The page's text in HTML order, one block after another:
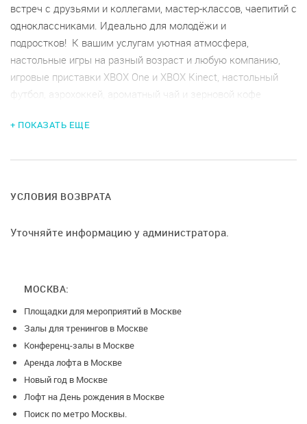
встреч с друзьями и коллегами, мастер-классов, чаепитий с
одноклассниками. Идеально для молодёжи и
подростков! К вашим услугам уютная атмосфера,
настольные игры на разный возраст и любую компанию,
игровые приставки XBOX One и XBOX Kinect, настольный
футбол, аэрохоккей, ароматный чай и зерновой кофе
пребывания, вне зависимости от количества гостей,
активностей, выпитого чая/кофе.
При отмене мероприятия менее чем за:
-3 дня до даты проведения, возврат 30%
-1 день до даты проведения, возврат 10%,
+ ПОКАЗАТЬ ЕЩЕ
УСЛОВИЯ ВОЗВРАТА
Уточняйте информацию у администратора.
МОСКВА:
Площадки для мероприятий в Москве
Залы для тренингов в Москве
Конференц-залы в Москве
Аренда лофта в Москве
Новый год в Москве
Лофт на День рождения в Москве
Поиск по метро Москвы.